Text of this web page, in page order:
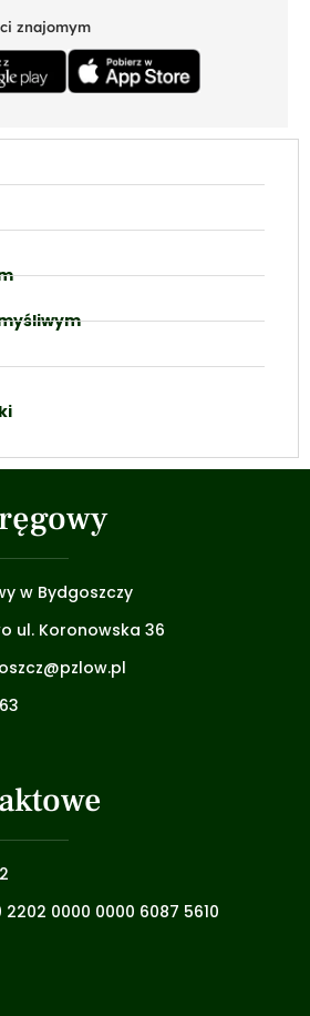
znajomym
w Bydgoszczy
ul. Koronowska 36
2202 0000 0000 6087 5610